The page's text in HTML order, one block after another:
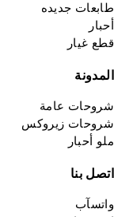
جديده
غيار
عامة
زيروكس
أحبار
بنا